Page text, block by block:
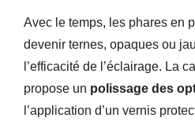
Avec le temps, les phares en
devenir ternes, opaques ou
l’efficacité de l’éclairage. La
propose un polissage des
l’application d’un vernis